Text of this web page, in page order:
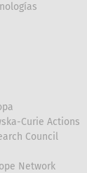
Curie Actions
Council
Network